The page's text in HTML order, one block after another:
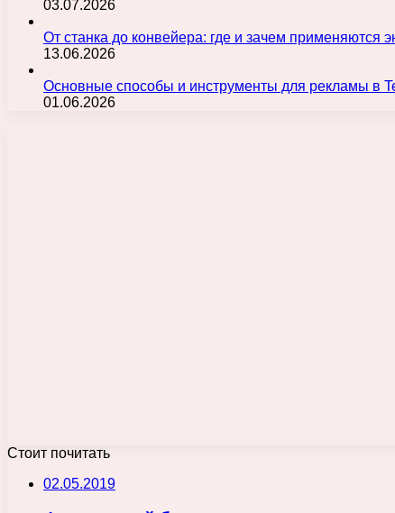
03.07.2026
От станка до конвейера: где и зачем применяются
13.06.2026
Основные способы и инструменты для рекламы в
01.06.2026
Стоит почитать
02.05.2019